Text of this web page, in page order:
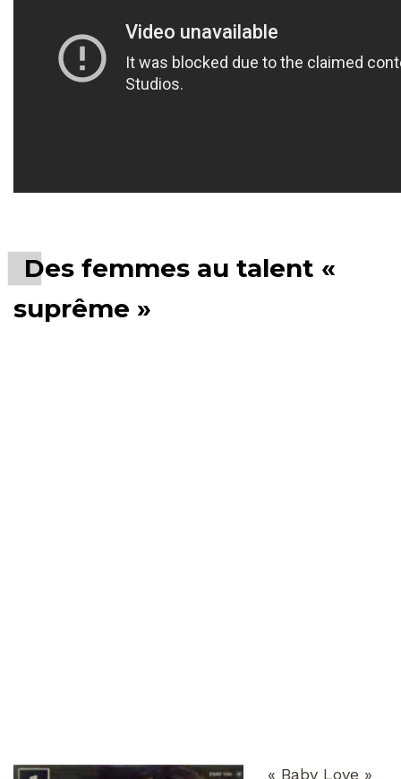
Des femmes au talent «
suprême »
« Baby Love »